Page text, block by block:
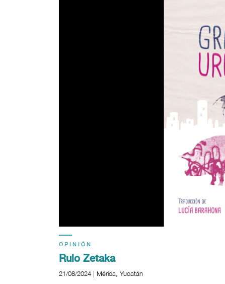
OPINIÓN
Rulo Zetaka
21/08/2024 | Mérida, Yucatán